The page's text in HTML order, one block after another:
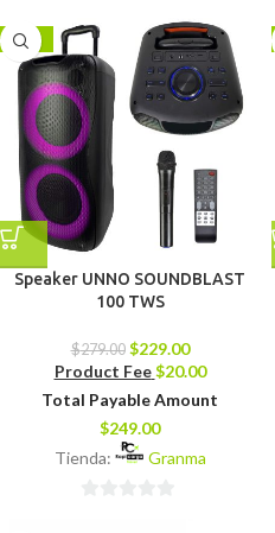
de
5
-18%
Speaker UNNO SOUNDBLAST
100 TWS
$279.00 $229.00
Product Fee $20.00
Total Payable Amount
$249.00
Tienda:
Granma